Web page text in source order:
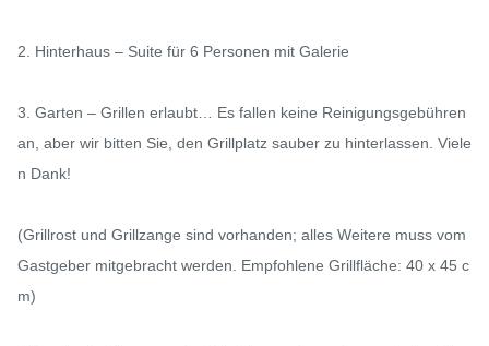
2. Hinterhaus – Suite für 6 Personen mit Galerie
3. Garten – Grillen erlaubt… Es fallen keine Reinigungsgebühren
an, aber wir bitten Sie, den Grillplatz sauber zu hinterlassen. Viele
n Dank!
(Grillrost und Grillzange sind vorhanden; alles Weitere muss vom
Gastgeber mitgebracht werden. Empfohlene Grillfläche: 40 x 45 c
m)